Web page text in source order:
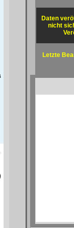
Daten
nicht
Letzte